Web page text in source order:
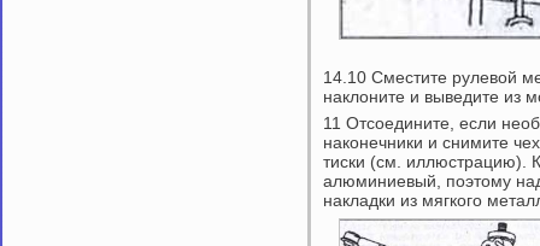
14.10 Сместите рулевой
наклоните и выведите из
11 Отсоедините, если
наконечники и снимите
тиски (см. иллюстрацию).
алюминиевый, поэтому
накладки из мягкого